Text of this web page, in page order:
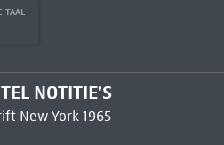
TAAL
NOTITIE'S
New York 1965